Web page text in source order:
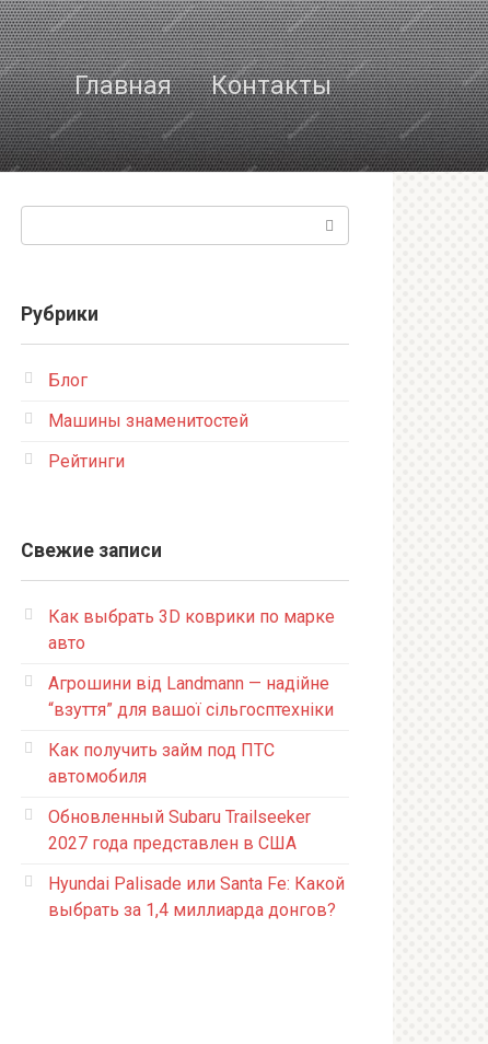
Главная Контакты
Рубрики
Блог
Машины знаменитостей
Рейтинги
Свежие записи
Как выбрать 3D коврики по марке
авто
Агрошини від Landmann — надійне
“взуття” для вашої сільгосптехніки
Как получить займ под ПТС
автомобиля
Обновленный Subaru Trailseeker
2027 года представлен в США
Hyundai Palisade или Santa Fe: Какой
выбрать за 1,4 миллиарда донгов?